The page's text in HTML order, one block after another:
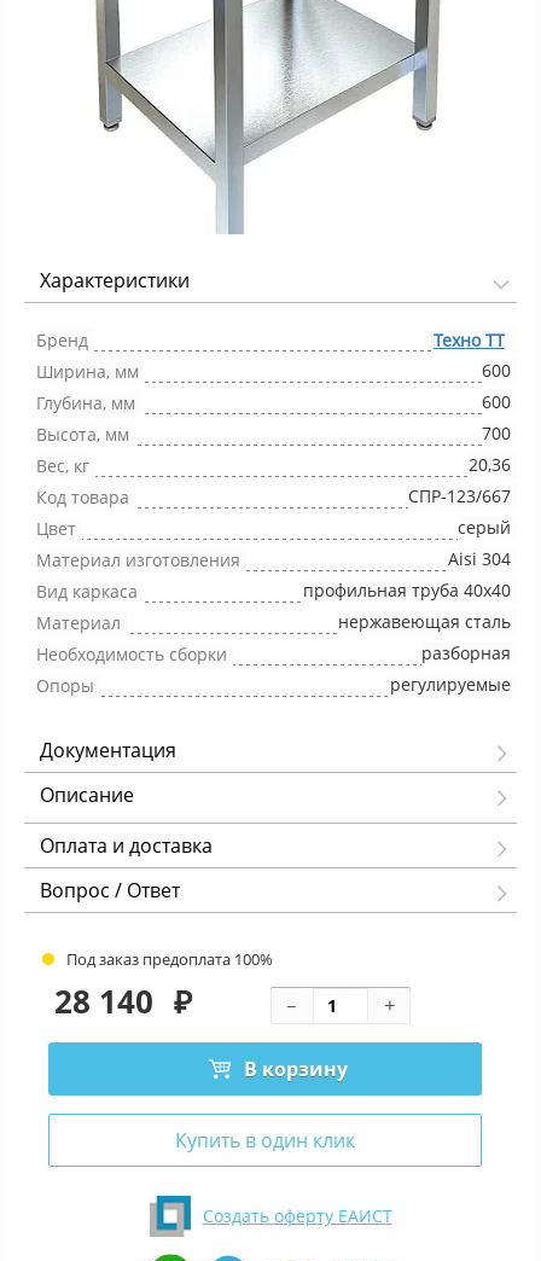
Характеристики
Бренд
Техно ТТ
Ширина, мм
600
Глубина, мм
600
Высота, мм
700
Вес, кг
20,36
Код товара
СПР-123/667
Цвет
серый
Материал изготовления
Aisi 304
Вид каркаса
профильная труба 40х40
Материал
нержавеющая сталь
Необходимость сборки
разборная
Опоры
регулируемые
Документация
Описание
Оплата и доставка
Вопрос / Ответ
Под заказ предоплата 100%
28 140 ₽
В корзину
Купить в один клик
Создать оферту ЕАИСТ